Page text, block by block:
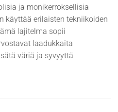
ja monikerroksellisia
käyttää erilaisten tekniikoiden
lajitelma sopii
laadukkaita
väriä ja syvyyttä